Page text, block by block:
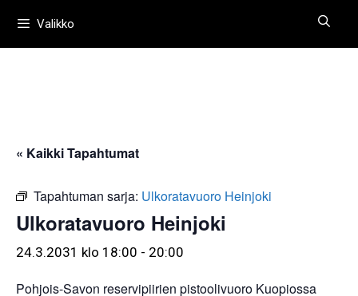
sisältöönValikko
« Kaikki Tapahtumat
Tapahtuman sarja: Ulkoratavuoro Heinjoki
Ulkoratavuoro Heinjoki
24.3.2031 klo 18:00 - 20:00
Pohjois-Savon reservipiirien pistoolivuoro Kuopiossa